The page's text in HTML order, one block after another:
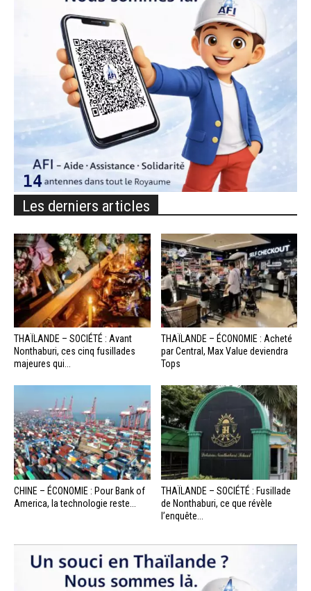
Les derniers articles
THAÏLANDE – SOCIÉTÉ : Avant
Nonthaburi, ces cinq fusillades
majeures qui...
THAÏLANDE – ÉCONOMIE : Acheté
par Central, Max Value deviendra
Tops
CHINE – ÉCONOMIE : Pour Bank of
America, la technologie reste...
THAÏLANDE – SOCIÉTÉ : Fusillade
de Nonthaburi, ce que révèle
l’enquête...